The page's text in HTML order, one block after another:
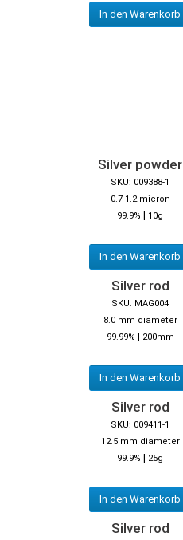
In den Warenkorb
Silver powder
SKU: 009388-1
0.7-1.2 micron
99.9% | 10g
In den Warenkorb
Silver rod
SKU: MAG004
8.0 mm diameter
99.99% | 200mm
In den Warenkorb
Silver rod
SKU: 009411-1
12.5 mm diameter
99.9% | 25g
In den Warenkorb
Silver rod